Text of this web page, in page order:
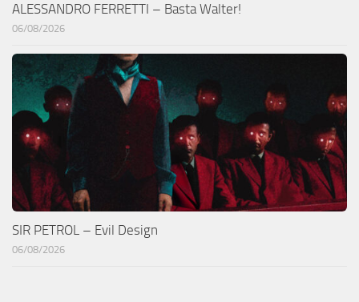
ALESSANDRO FERRETTI – Basta Walter!
06/08/2026
SIR PETROL – Evil Design
06/08/2026